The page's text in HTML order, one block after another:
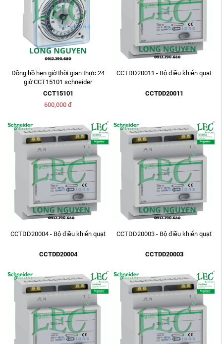
Đồng hồ hẹn giờ thời gian thực 24
giờ CCT15101 schneider
CCT15101
600,000 đ
CCTDD20011 - Bộ điều khiển quạt
CCTDD20011
CCTDD20004 - Bộ điều khiển quạt
CCTDD20004
CCTDD20003 - Bộ điều khiển quạt
CCTDD20003